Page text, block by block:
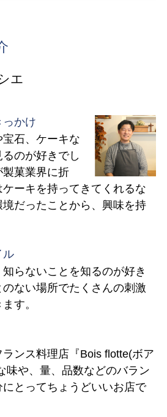
エ
っかけ
石、ケーキな
のが好きでし
菓業界に折
ーキを持ってきてくれるな
だったことから、興味を持
ル
らないことを知るのが好き
ない場所でたくさんの刺激
す。
ンス料理店『Bois flotte(ボア
味や、量、品数などのバラン
とってちょうどいいお店で